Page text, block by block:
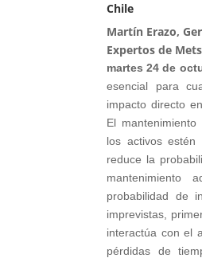
Chile
Martín Erazo,
Expertos de
martes 24 de
esencial para
impacto directo
El
los activos estén
reduce la
mantenimiento
probabilidad de
imprevistas,
interactúa con el
pérdidas de